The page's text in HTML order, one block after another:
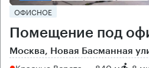
ОФИСНОЕ
Помещение под
Москва, Новая Басманная